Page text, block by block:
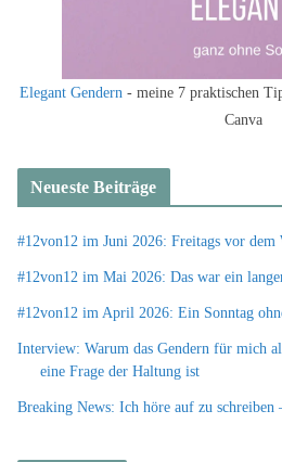
Elegant Gendern - meine 7 praktischen
Canva
Neueste Beiträge
#12von12 im Juni 2026: Freitags vor dem
#12von12 im Mai 2026: Das war ein
#12von12 im April 2026: Ein Sonntag
Interview: Warum das Gendern für mich
eine Frage der Haltung ist
Breaking News: Ich höre auf zu